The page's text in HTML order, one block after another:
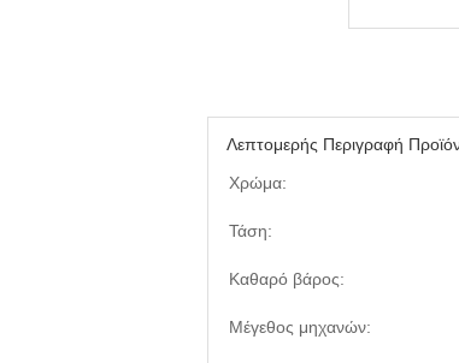
Λεπτομερής Περιγραφή
Χρώμα:
Τάση:
Καθαρό βάρος:
Μέγεθος μηχανών: